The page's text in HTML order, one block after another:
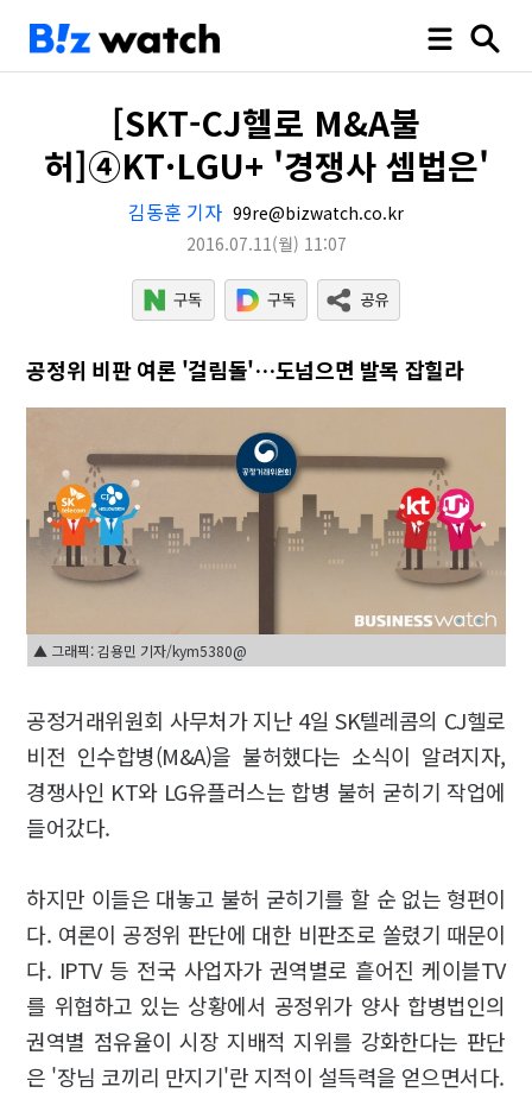
[SKT-CJ헬로 M&A불
허]④KT·LGU+ '경쟁사 셈법은'
김동훈 기자 99re@bizwatch.co.kr
2016.07.11(월) 11:07
공정위 비판 여론 '걸림돌'…도넘으면 발목 잡힐라
▲ 그래픽: 김용민 기자/kym5380@
공정거래위원회 사무처가 지난 4일 SK텔레콤의 CJ헬로
비전 인수합병(M&A)을 불허했다는 소식이 알려지자,
경쟁사인 KT와 LG유플러스는 합병 불허 굳히기 작업에
들어갔다.
하지만 이들은 대놓고 불허 굳히기를 할 순 없는 형편이
다. 여론이 공정위 판단에 대한 비판조로 쏠렸기 때문이
다. IPTV 등 전국 사업자가 권역별로 흩어진 케이블TV
를 위협하고 있는 상황에서 공정위가 양사 합병법인의
권역별 점유율이 시장 지배적 지위를 강화한다는 판단
은 '장님 코끼리 만지기'란 지적이 설득력을 얻으면서다.